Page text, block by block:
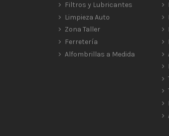
Filtros y Lubricantes
Limpieza Auto
Zona Taller
Ferretería
Alfombrillas a Medida